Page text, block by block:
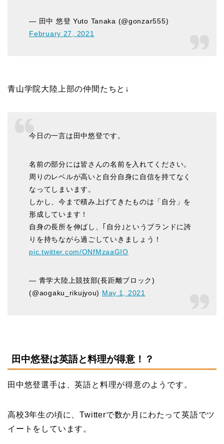
— 田中 悠登 Yuto Tanaka (@gonzar555)
February 27, 2021
青山学院大陸上部の仲間たちと↓
今日の一言は田中悠登です。
名前の部分には皆さんの名前を入れてください。
周りのレベルが高いと自分自身に自信を持てなく
なってしまいます。
しかし、今まで積み上げてきたものは「自分」を
形成しています！
自身の長所を伸ばし、｢自分｣というブランドに誇
りを持ちながら過ごしていきましょう！
pic.twitter.com/ONfMzaaGIO
— 青学大陸上競技部(長距離ブロック)
(@aogaku_rikujyou) May 1, 2021
田中悠登は英語と料理が得意！？
田中悠登選手は、英語と料理が得意のようです。
高校3年生の頃に、Twitterで数か月にわたって英語でツ
イートをしています。